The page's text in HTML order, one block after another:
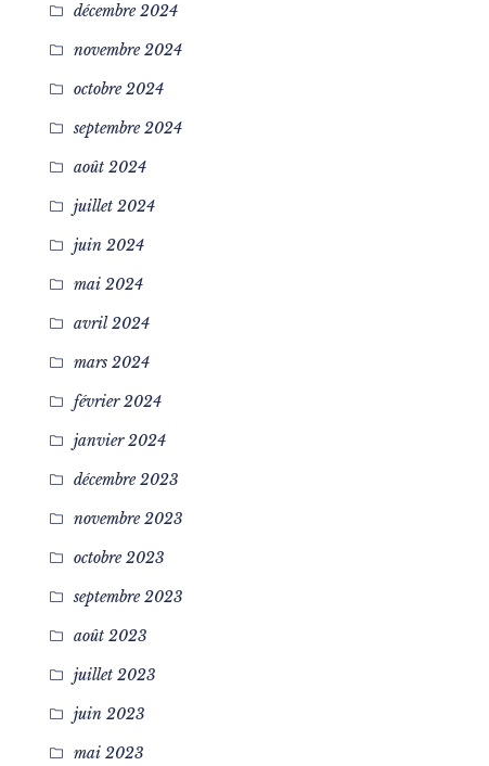
décembre 2024
novembre 2024
octobre 2024
septembre 2024
août 2024
juillet 2024
juin 2024
mai 2024
avril 2024
mars 2024
février 2024
janvier 2024
décembre 2023
novembre 2023
octobre 2023
septembre 2023
août 2023
juillet 2023
juin 2023
mai 2023